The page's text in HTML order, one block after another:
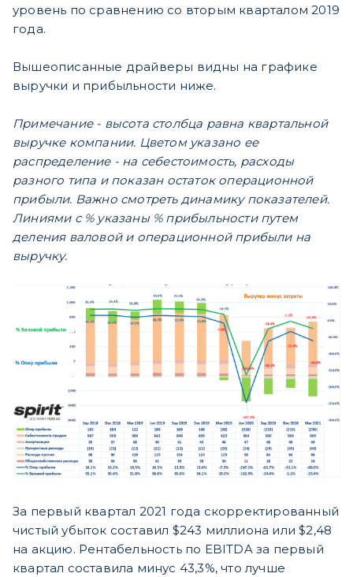
уровень по сравнению со вторым кварталом 2019
года.
Вышеописанные драйверы видны на графике
выручки и прибыльности ниже.
Примечание - высота столбца равна квартальной
выручке компании. Цветом указано ее
распределение - на себестоимость, расходы
разного типа и показан остаток операционной
прибыли. Важно смотреть динамику показателей.
Линиями с % указаны % прибыльности путем
деления валовой и операционной прибыли на
выручку.
За первый квартал 2021 года скорректированный
чистый убыток составил $243 миллиона или $2,48
на акцию. Рентабельность по EBITDA за первый
квартал составила минус 43,3%, что лучше